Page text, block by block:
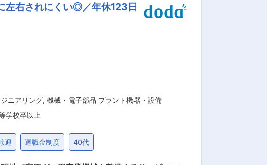
左右されにくい◎／年休123日
ニアリング, 機械・電子部品 プラント機器・設備
学校卒以上
迎 退職金制度 40代